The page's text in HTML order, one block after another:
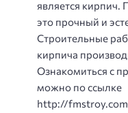
является кирпич.
это прочный и
Строительные
кирпича
Ознакомиться с
можно по ссылке
http://